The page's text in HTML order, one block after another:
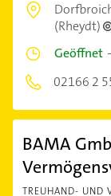
(Rheydt)
Geöffnet
02166 2
BAMA
TREUHAND- UND